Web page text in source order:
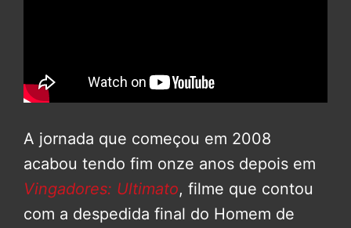
A jornada que começou em 2008
acabou tendo fim onze anos depois em
Vingadores: Ultimato, filme que contou
com a despedida final do Homem de